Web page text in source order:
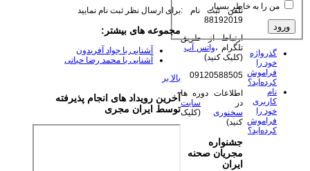
برای ارسال نظر ثبت نام نمایید
مجموعه های بیشتر:
آشنایی با جواد آفریدون
آشنایی با محمد رضا حیاتی
بالا بر
آخرین رویداد های انجام پذیرفته
توسط ایران مجری
تلفن ثبت نام :
88192019
ارتباط از طریق
تلگرام ،واتس آپ
(کلیک کنید)
09120588505
اطلاعات دوره ها
در سایت
سخنوری (کلیک
کنید)
جشنواره
مجریان صحنه
ایران
من را به خاطر بسپار
گذرواژه
خود را
فراموش
کرده‌اید؟
نام
کاربری
خود را
فراموش
کرده‌اید؟